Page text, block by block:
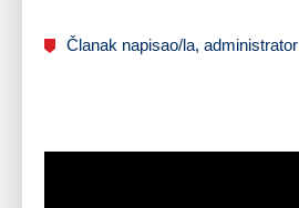
Članak napisao/la, administrator